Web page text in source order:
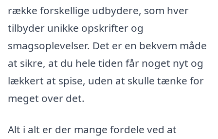
række forskellige udbydere, som hver
tilbyder unikke opskrifter og
smagsoplevelser. Det er en bekvem måde
at sikre, at du hele tiden får noget nyt og
lækkert at spise, uden at skulle tænke for
meget over det.
Alt i alt er der mange fordele ved at